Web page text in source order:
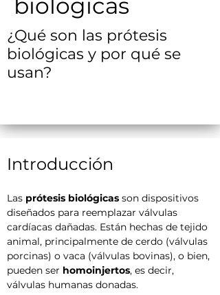
biológicas
¿Qué son las prótesis
biológicas y por qué se
usan?
Introducción
Las prótesis biológicas son dispositivos
diseñados para reemplazar válvulas
cardíacas dañadas. Están hechas de tejido
animal, principalmente de cerdo (válvulas
porcinas) o vaca (válvulas bovinas), o bien,
pueden ser homoinjertos, es decir,
válvulas humanas donadas.